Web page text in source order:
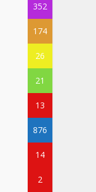
352
174
26
21
13
876
14
2